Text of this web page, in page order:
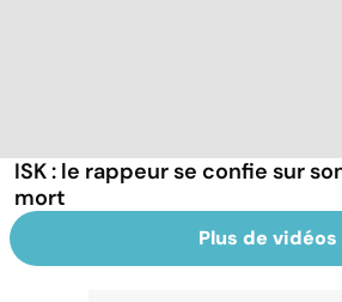
ISK : le rappeur se confie sur
mort
Plus de vidéos